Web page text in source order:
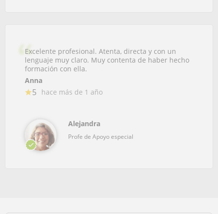
Excelente profesional. Atenta, directa y con un
lenguaje muy claro. Muy contenta de haber hecho
formación con ella.
Anna
5 hace más de 1 año
Alejandra
Profe de Apoyo especial